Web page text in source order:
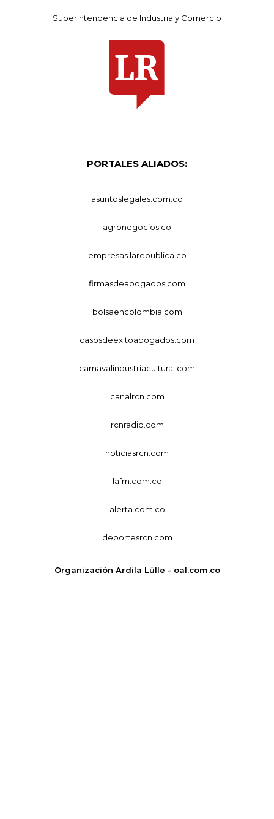
Superintendencia de Industria y Comercio
PORTALES ALIADOS:
asuntoslegales.com.co
agronegocios.co
empresas.larepublica.co
firmasdeabogados.com
bolsaencolombia.com
casosdeexitoabogados.com
carnavalindustriacultural.com
canalrcn.com
rcnradio.com
noticiasrcn.com
lafm.com.co
alerta.com.co
deportesrcn.com
Organización Ardila Lülle - oal.com.co